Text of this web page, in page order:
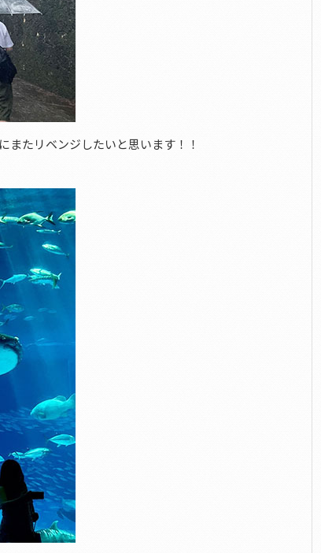
たリベンジしたいと思います！！